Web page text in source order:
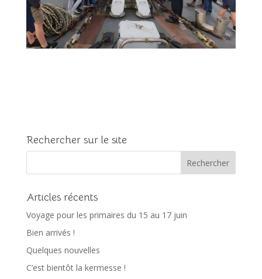
Rechercher sur le site
Articles récents
Voyage pour les primaires du 15 au 17 juin
Bien arrivés !
Quelques nouvelles
C’est bientôt la kermesse !